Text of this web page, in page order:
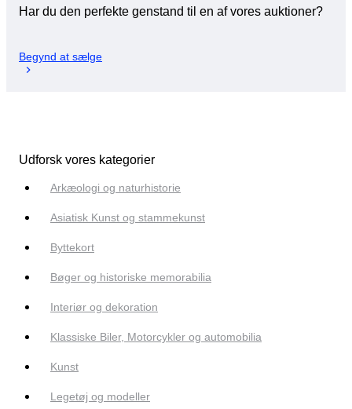
Har du den perfekte genstand til en af vores auktioner?
Begynd at sælge
Udforsk vores kategorier
Arkæologi og naturhistorie
Asiatisk Kunst og stammekunst
Byttekort
Bøger og historiske memorabilia
Interiør og dekoration
Klassiske Biler, Motorcykler og automobilia
Kunst
Legetøj og modeller